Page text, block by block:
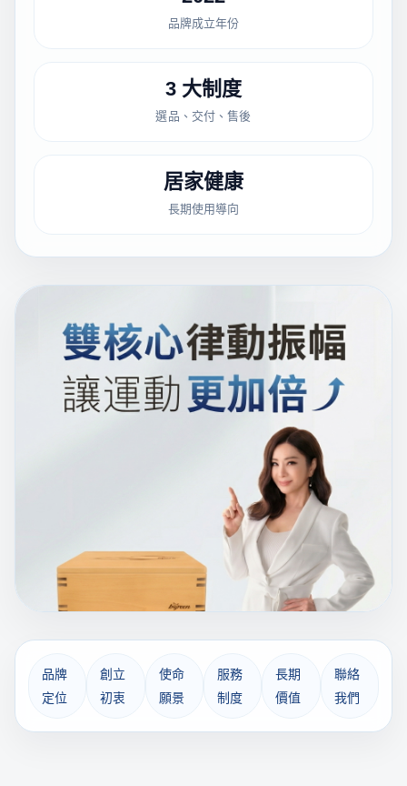
品牌成立年份
3 大制度
選品、交付、售後
居家健康
長期使用導向
品牌
定位
創立
初衷
使命
願景
服務
制度
長期
價值
聯絡
我們